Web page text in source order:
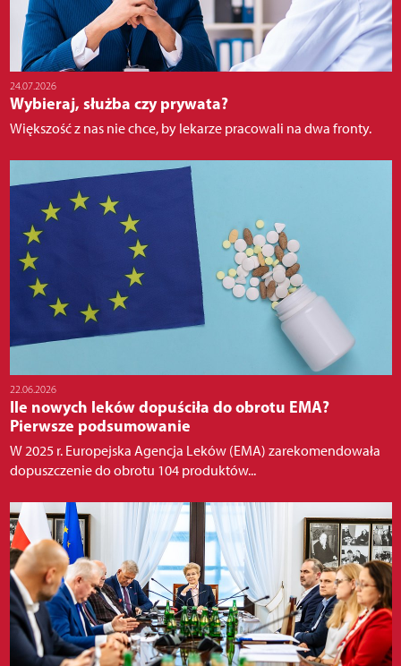
24.07.2026
Wybieraj, służba czy prywata?
Większość z nas nie chce, by lekarze pracowali na dwa fronty.
22.06.2026
Ile nowych leków dopuściła do obrotu EMA?
Pierwsze podsumowanie
W 2025 r. Europejska Agencja Leków (EMA) zarekomendowała
dopuszczenie do obrotu 104 produktów...